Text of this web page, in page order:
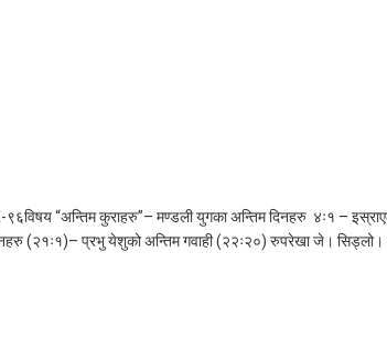
“अन्तिम कुराहरु”– मण्डली युगका अन्तिम दिनहरु ४ः१ –
(२१ः१)– प्रभु येशुको अन्तिम गवाही (२२ः२०) रुपरेखा जे। सिड्लो।